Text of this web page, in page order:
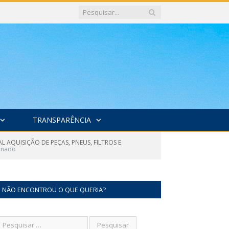
TRANSPARÊNCIA
AQUISIÇÃO DE PEÇAS, PNEUS, FILTROS E
NÃO ENCONTROU O QUE QUERIA?